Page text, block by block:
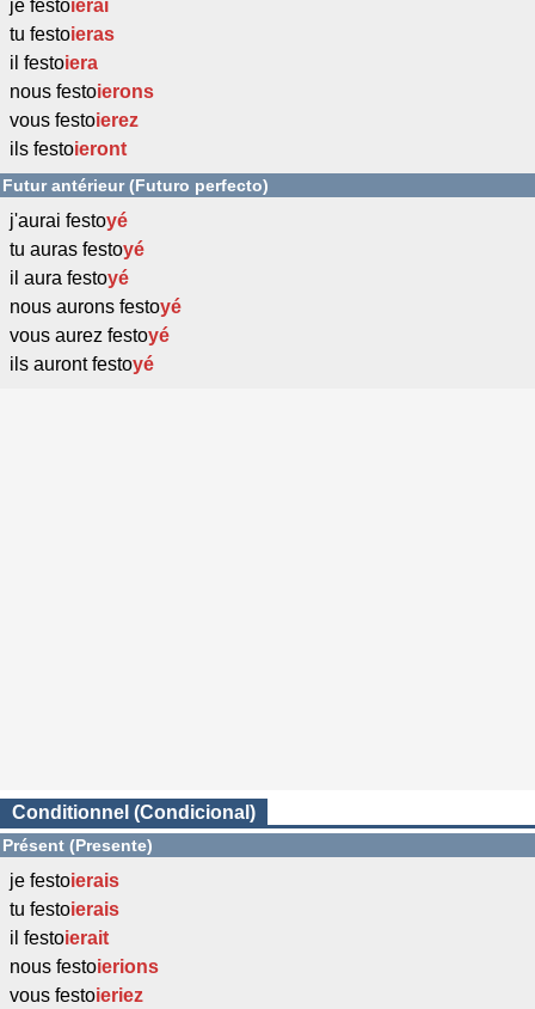
je festoierai
tu festoieras
il festoiera
nous festoierons
vous festoierez
ils festoieront
Futur antérieur (Futuro perfecto)
j'aurai festoyé
tu auras festoyé
il aura festoyé
nous aurons festoyé
vous aurez festoyé
ils auront festoyé
Conditionnel (Condicional)
Présent (Presente)
je festoierais
tu festoierais
il festoierait
nous festoierions
vous festoieriez